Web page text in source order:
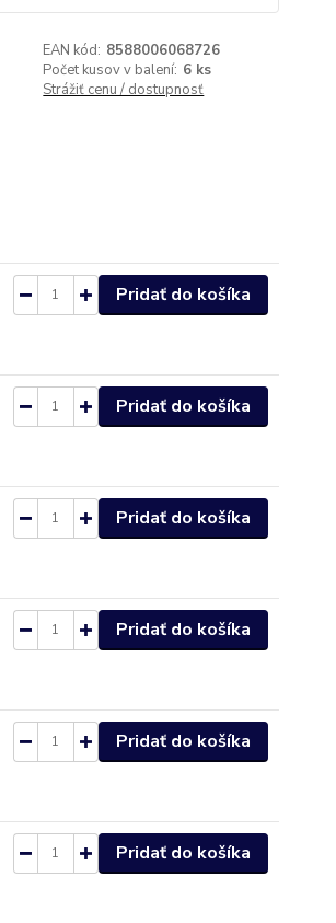
EAN kód: 8588006068726
Počet kusov v balení: 6 ks
Strážiť cenu / dostupnosť
Pridať do košíka
Pridať do košíka
Pridať do košíka
Pridať do košíka
Pridať do košíka
Pridať do košíka